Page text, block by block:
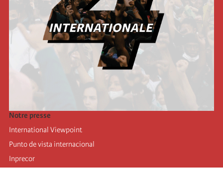
Notre presse
International Viewpoint
Punto de vista internacional
Inprecor